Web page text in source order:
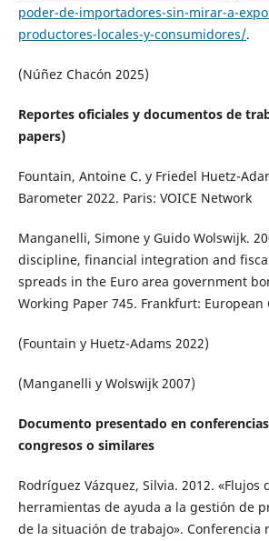
poder-de-importadores-sin-mirar-a-
productores-locales-y-consumidores/.
(Núñez Chacón 2025)
Reportes oficiales y documentos de
papers)
Fountain, Antoine C. y Friedel Huetz-
Barometer 2022. Paris: VOICE Network
Manganelli, Simone y Guido Wolswijk.
discipline, financial integration and
spreads in the Euro area government
Working Paper 745. Frankfurt: European
(Fountain y Huetz-Adams 2022)
(Manganelli y Wolswijk 2007)
Documento presentado en
congresos o similares
Rodríguez Vázquez, Silvia. 2012. «Flujos
herramientas de ayuda a la gestión de
de la situación de trabajo». Conferencia